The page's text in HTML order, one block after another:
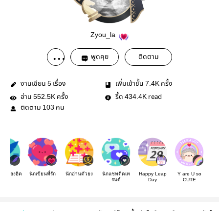
Zyou_la
พูดคุย ติดตาม
งานเขียน 5 เรื่อง เพิ่มเข้าชั้น 7.4K ครั้ง
อ่าน 552.5K ครั้ง รี้ด 434.4K read
ติดตาม 103 คน
งเรื่องฮิต นักเขียนที่รัก นักอ่านตัวยง
นักแชทติดเท
รนด์
Happy Leap
Day
Y are U so
CUTE